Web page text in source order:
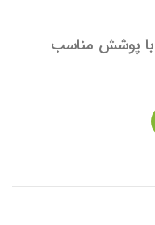
با پوشش مناسب